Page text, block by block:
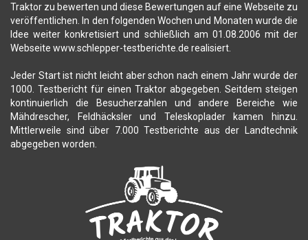
Traktor zu bewerten und diese Bewertungen auf eine Webseite zu
veröffentlichen. In den folgenden Wochen und Monaten wurde die
Idee weiter konkretisiert und schließlich am 01.08.2006 mit der
Webseite www.schlepper-testberichte.de realisiert.
Jeder Start ist nicht leicht aber schon nach einem Jahr wurde der
1000. Testbericht für einen Traktor abgegeben. Seitdem steigen
kontinuierlich die Besucherzahlen und andere Bereiche wie
Mähdrescher, Feldhäcksler und Teleskoplader kamen hinzu.
Mittlerweile sind über 7.000 Testberichte aus der Landtechnik
abgegeben worden.